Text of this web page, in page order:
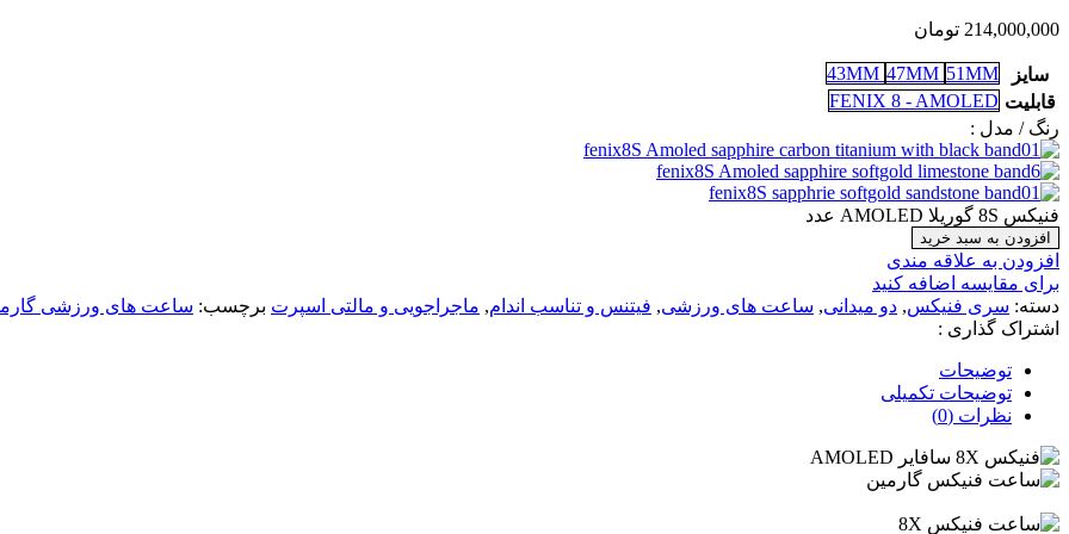
214,000,000 تومان
سایز 43MM 47MM 51MM
قابلیت FENIX 8 - AMOLED
رنگ / مدل :
فنیکس 8S گوریلا AMOLED عدد
افزودن به سبد خرید
افزودن به علاقه مندی
برای مقایسه اضافه کنید
دسته: سری فنیکس, دو میدانی, ساعت های ورزشی, فیتنس و تناسب اندام, ماجراجویی و مالتی اسپرت برچسب: ساعت های ورزشی
اشتراک گذاری :
توضیحات
توضیحات تکمیلی
نظرات (0)